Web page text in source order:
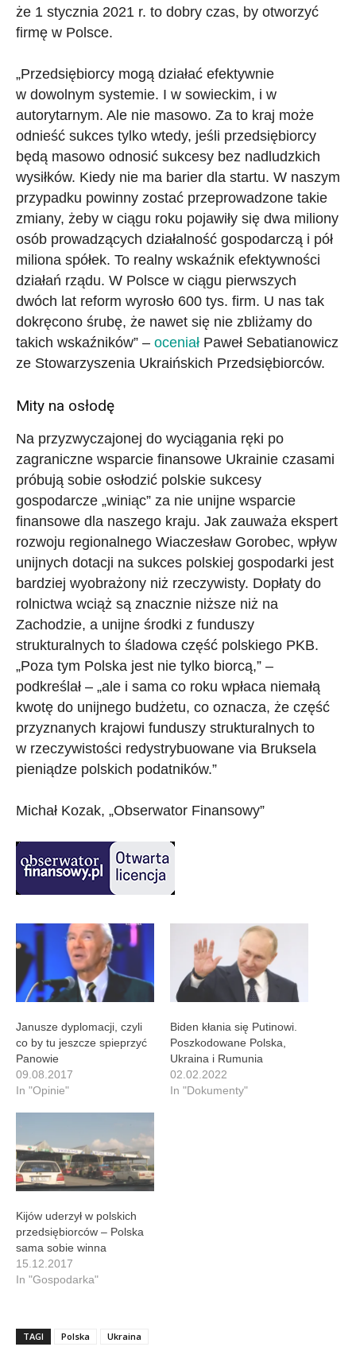
że 1 stycznia 2021 r. to dobry czas, by otworzyć
firmę w Polsce.
„Przedsiębiorcy mogą działać efektywnie
w dowolnym systemie. I w sowieckim, i w
autorytarnym. Ale nie masowo. Za to kraj może
odnieść sukces tylko wtedy, jeśli przedsiębiorcy
będą masowo odnosić sukcesy bez nadludzkich
wysiłków. Kiedy nie ma barier dla startu. W naszym
przypadku powinny zostać przeprowadzone takie
zmiany, żeby w ciągu roku pojawiły się dwa miliony
osób prowadzących działalność gospodarczą i pół
miliona spółek. To realny wskaźnik efektywności
działań rządu. W Polsce w ciągu pierwszych
dwóch lat reform wyrosło 600 tys. firm. U nas tak
dokręcono śrubę, że nawet się nie zbliżamy do
takich wskaźników” – oceniał Paweł Sebatianowicz
ze Stowarzyszenia Ukraińskich Przedsiębiorców.
Mity na osłodę
Na przyzwyczajonej do wyciągania ręki po
zagraniczne wsparcie finansowe Ukrainie czasami
próbują sobie osłodzić polskie sukcesy
gospodarcze „winiąc” za nie unijne wsparcie
finansowe dla naszego kraju. Jak zauważa ekspert
rozwoju regionalnego Wiaczesław Gorobec, wpływ
unijnych dotacji na sukces polskiej gospodarki jest
bardziej wyobrażony niż rzeczywisty. Dopłaty do
rolnictwa wciąż są znacznie niższe niż na
Zachodzie, a unijne środki z funduszy
strukturalnych to śladowa część polskiego PKB.
„Poza tym Polska jest nie tylko biorcą,” –
podkreślał – „ale i sama co roku wpłaca niemałą
kwotę do unijnego budżetu, co oznacza, że część
przyznanych krajowi funduszy strukturalnych to
w rzeczywistości redystrybuowane via Bruksela
pieniądze polskich podatników.”
Michał Kozak, „Obserwator Finansowy”
Janusze dyplomacji, czyli
co by tu jeszcze spieprzyć
Panowie
09.08.2017
In "Opinie"
Biden kłania się Putinowi.
Poszkodowane Polska,
Ukraina i Rumunia
02.02.2022
In "Dokumenty"
Kijów uderzył w polskich
przedsiębiorców – Polska
sama sobie winna
15.12.2017
In "Gospodarka"
TAGI Polska Ukraina